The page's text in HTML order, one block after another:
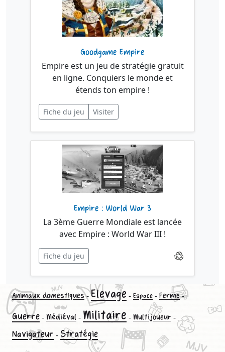
Goodgame Empire
Empire est un jeu de stratégie gratuit
en ligne. Conquiers le monde et
étends ton empire !
Fiche du jeu Visiter
Empire : World War 3
La 3ème Guerre Mondiale est lancée
avec Empire : World War III !
Fiche du jeu
Animaux domestiques-Elevage - Espace - Ferme-
Guerre-Médiéval - Militaire - Multijoueur -
Navigateur - Stratégie